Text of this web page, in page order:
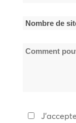
Nombre
sites
Comment
Politique